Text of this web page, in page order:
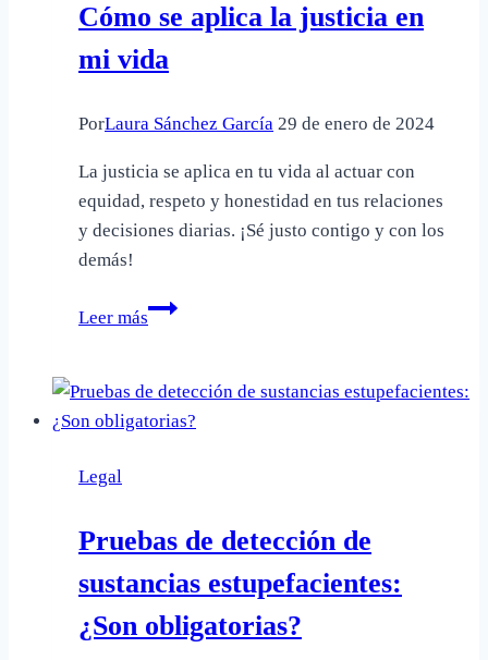
vive
en
mi
Cómo se aplica la justicia en
mi vida
PorLaura Sánchez García 29 de enero de 2024
La justicia se aplica en tu vida al actuar con
equidad, respeto y honestidad en tus relaciones
y decisiones diarias. ¡Sé justo contigo y con los
demás!
Leer más
Cómo
la
justicia
Legal
Pruebas de detección de
sustancias estupefacientes:
¿Son obligatorias?